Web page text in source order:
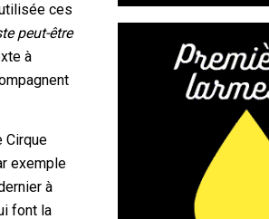
ces
peut-être
à
Cirque
exemple
à
font la